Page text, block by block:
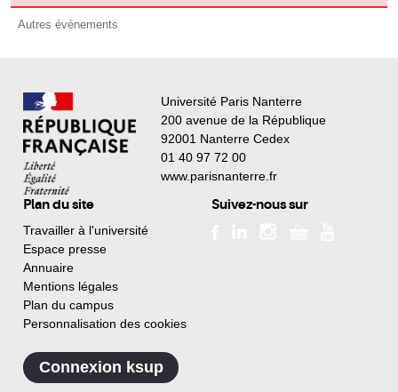
Autres évènements
Université Paris Nanterre
200 avenue de la République
92001 Nanterre Cedex
01 40 97 72 00
www.parisnanterre.fr
Plan du site
Travailler à l'université
Espace presse
Annuaire
Mentions légales
Plan du campus
Personnalisation des cookies
Suivez-nous sur
Connexion ksup